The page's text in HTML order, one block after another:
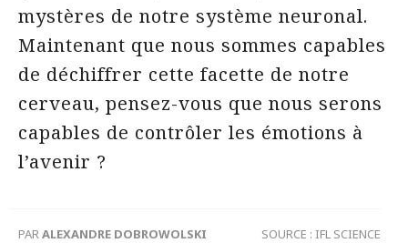
mystères de notre système neuronal.
Maintenant que nous sommes capables
de déchiffrer cette facette de notre
cerveau, pensez-vous que nous serons
capables de contrôler les émotions à
l’avenir ?
SOURCE : IFL SCIENCE
PARALEXANDRE DOBROWOLSKI